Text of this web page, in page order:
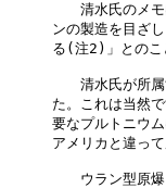
清水氏のメモ
ンの製造を目ざ
る(注2)」とのこ
清水氏が所属
た。これは当然
要なプルトニウ
アメリカと違っ
ウラン型原爆